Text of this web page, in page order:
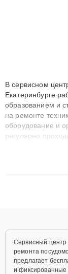
В сервисном
Екатеринбурге
образованием и
на ремонте
оборудование и
регулярно
технику с
Сервисный центр
ремонта
предлагает
и фиксированные